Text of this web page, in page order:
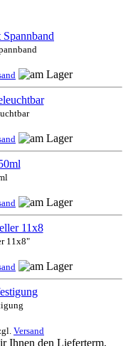
11x8"
Versand